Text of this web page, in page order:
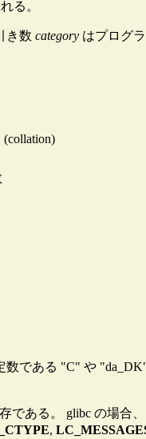
る。
き数category はプログ
である "C" や
である。 glibc の場合
,